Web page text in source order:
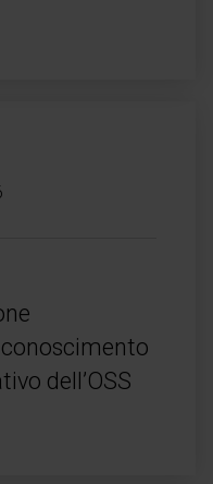
dell’OSS